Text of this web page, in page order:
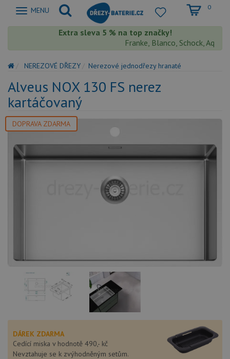
Zobrazit
MENU 0
Extra sleva 5 % na top značky!
Franke, Blanco, Schock,
NEREZOVÉ DŘEZY Nerezové jednodřezy hranaté
Alveus NOX 130 FS nerez
kartáčovaný
DOPRAVA ZDARMA
DÁREK ZDARMA
Cedící miska v hodnotě 490,- kč
Nevztahuje se k zvýhodněným setům.